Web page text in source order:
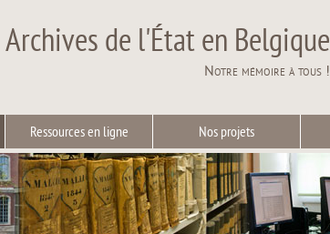
Archives de l'État en Belgique
Notre mémoire à tous !
Ressources en ligne Nos projets